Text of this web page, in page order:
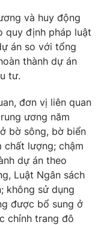
số 483/GP-BTTTT
Quốc Thắng,
932
và huy động
quy định pháp luật
án so với tổng
thành dự án
tư.
đơn vị liên quan
ương năm
bờ sông, bờ biển
chất lượng; chậm
dự án theo
Luật Ngân sách
không sử dụng
được bổ sung ở
chỉnh trang đô